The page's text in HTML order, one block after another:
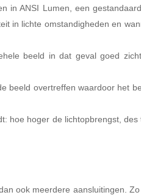
in ANSI Lumen, een
in lichte omstandigheden en
beeld in dat geval goed
beeld overtreffen waardoor het
hoe hoger de lichtopbrengst, des
ook meerdere aansluitingen.